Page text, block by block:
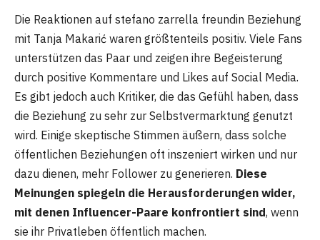
Die Reaktionen auf stefano zarrella freundin Beziehung
mit Tanja Makarić waren größtenteils positiv. Viele Fans
unterstützen das Paar und zeigen ihre Begeisterung
durch positive Kommentare und Likes auf Social Media.
Es gibt jedoch auch Kritiker, die das Gefühl haben, dass
die Beziehung zu sehr zur Selbstvermarktung genutzt
wird. Einige skeptische Stimmen äußern, dass solche
öffentlichen Beziehungen oft inszeniert wirken und nur
dazu dienen, mehr Follower zu generieren. Diese
Meinungen spiegeln die Herausforderungen wider,
mit denen Influencer-Paare konfrontiert sind, wenn
sie ihr Privatleben öffentlich machen.